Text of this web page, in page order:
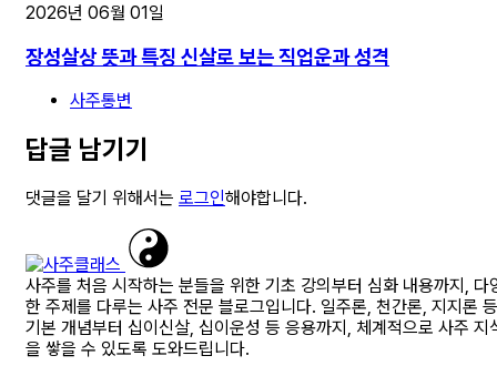
2026년 06월 01일
장성살상 뜻과 특징 신살로 보는 직업운과 성격
사주통변
답글 남기기
댓글을 달기 위해서는 로그인해야합니다.
사주를 처음 시작하는 분들을 위한 기초 강의부터 심화 내용까지, 다
한 주제를 다루는 사주 전문 블로그입니다. 일주론, 천간론, 지지론 등
기본 개념부터 십이신살, 십이운성 등 응용까지, 체계적으로 사주 지
을 쌓을 수 있도록 도와드립니다.